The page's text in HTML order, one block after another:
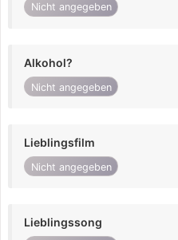
Nicht angegeben
Alkohol?
Nicht angegeben
Lieblingsfilm
Nicht angegeben
Lieblingssong